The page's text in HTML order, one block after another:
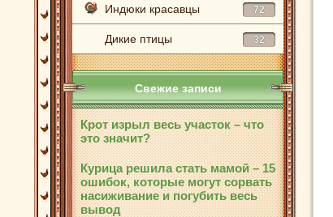
Индюки красавцы 72
Дикие птицы 32
Свежие записи
Крот изрыл весь участок – что
это значит?
Курица решила стать мамой – 15
ошибок, которые могут сорвать
насиживание и погубить весь
вывод